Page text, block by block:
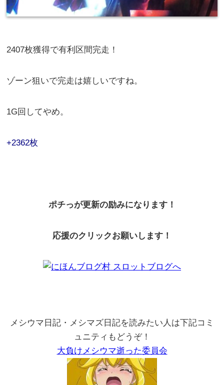
2407枚獲得で有利区間完走！
ゾーン狙いで完走は嬉しいですね。
1G回してやめ。
+2362枚
ポチっが更新の励みになります！
応援のクリックお願いします！
メシウマ日記・メシマズ日記を読みたい人は下記コミ
ュニティもどうぞ！
大負けメシウマ逝った委員会